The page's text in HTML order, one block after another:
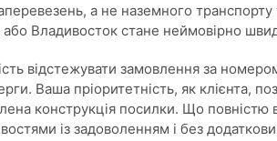
а не наземного
Владивосток стане неймовірно
відстежувати замовлення за
Ваша пріоритетність, як клієнта,
конструкція посилки. Що
із задоволенням і без